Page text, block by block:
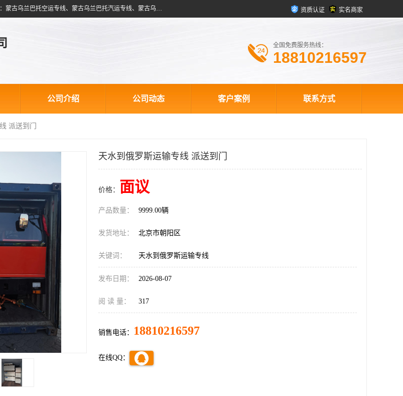
北京跃瑞航星国际货运代理有限公司是一家北京到蒙古乌兰巴托物流专线公司，主营业务：蒙古乌兰巴托空运专线、蒙古乌兰巴托汽运专线、蒙古乌兰巴托散货拼箱、蒙古乌兰巴托双清包税、蒙古乌兰巴托铁路运输等运输服务。以北京为中心服务于全国各地，运输能力及代理网络覆盖蒙古、俄罗斯、中亚五国各主要城市及站点。 资质认证 实名商家
全国免费服务热线：
18810216597
公司介绍 公司动态 客户案例 联系方式
派送到门
天水到俄罗斯运输专线 派送到门
价格： 面议
产品数量： 9999.00辆
发货地址： 北京市朝阳区
关键词： 天水到俄罗斯运输专线
发布日期： 2026-08-07
阅 读 量： 317
销售电话： 18810216597
在线QQ：